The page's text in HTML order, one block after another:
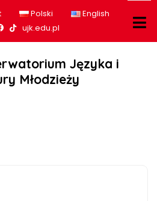
Polski
English
Nasz profil na Facebook
Nasz profil na tiktok
ujk.edu.pl
Języka i
Młodzieży